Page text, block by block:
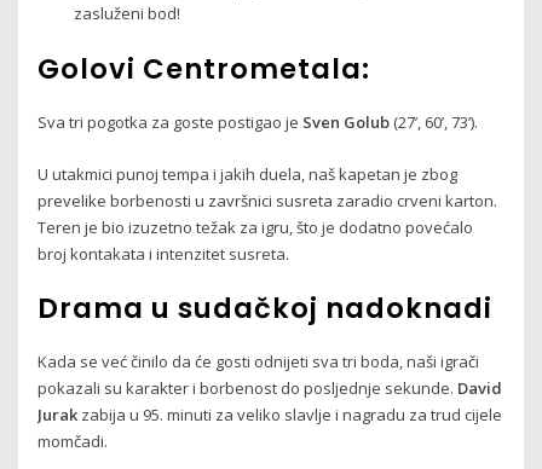
zasluženi bod!
Golovi Centrometala:
Sva tri pogotka za goste postigao je Sven Golub (27’, 60’, 73’).
U utakmici punoj tempa i jakih duela, naš kapetan je zbog
prevelike borbenosti u završnici susreta zaradio crveni karton.
Teren je bio izuzetno težak za igru, što je dodatno povećalo
broj kontakata i intenzitet susreta.
Drama u sudačkoj nadoknadi
Kada se već činilo da će gosti odnijeti sva tri boda, naši igrači
pokazali su karakter i borbenost do posljednje sekunde. David
Jurak zabija u 95. minuti za veliko slavlje i nagradu za trud cijele
momčadi.